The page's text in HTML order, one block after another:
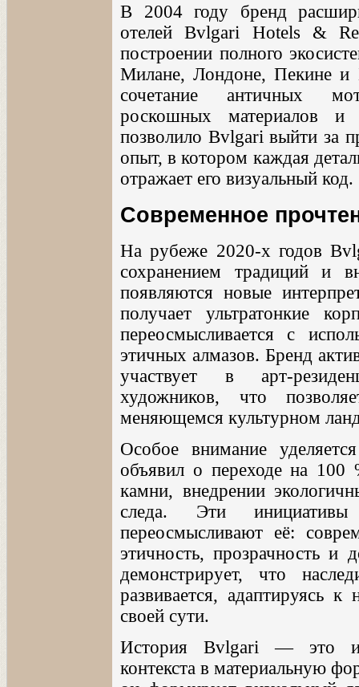
В 2004 году бренд
отелей Bvlgari Hotels &
построении полного
Милане, Лондоне, Пекине и
сочетание античных
роскошных материалов и
позволило Bvlgari выйти за
опыт, в котором каждая
отражает его визуальный код.
Современное
На рубеже 2020-х годов
сохранением традиций и
появляются новые
получает ультратонкие
переосмысливается с
этичных алмазов. Бренд
участвует в арт-
художников, что
меняющемся культурном
Особое внимание
объявил о переходе на 100
камни, внедрении
следа. Эти
переосмысливают её:
этичность, прозрачность и
демонстрирует, что
развивается, адаптируясь
своей сути.
История Bvlgari — это
контекста в материальную